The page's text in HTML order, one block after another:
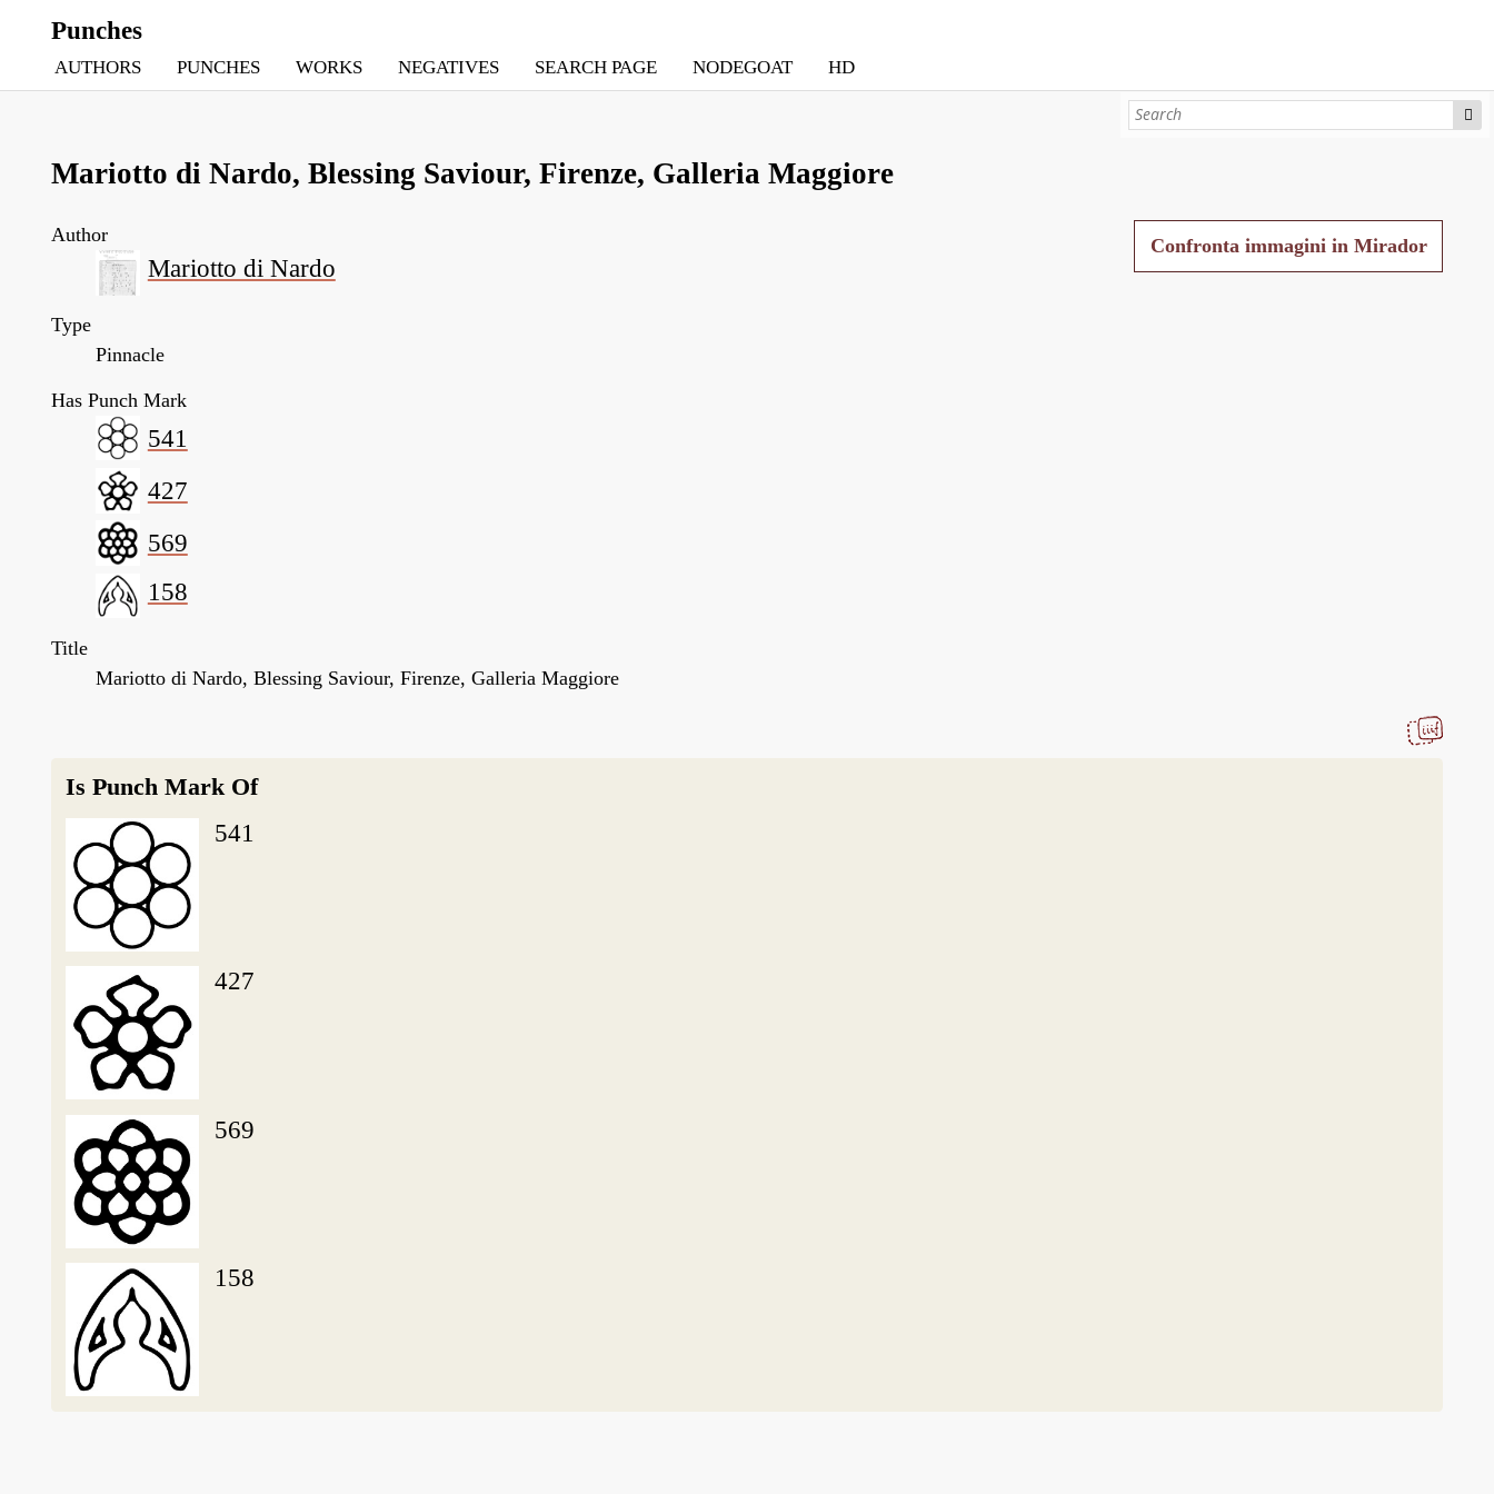
Punches
AUTHORS PUNCHES WORKS NEGATIVES SEARCH PAGE NODEGOAT HD
Mariotto di Nardo, Blessing Saviour, Firenze, Galleria Maggiore
Confronta immagini in Mirador
Author
Mariotto di Nardo
Type
Pinnacle
Has Punch Mark
541
427
569
158
Title
Mariotto di Nardo, Blessing Saviour, Firenze, Galleria Maggiore
Is Punch Mark Of
541
427
569
158